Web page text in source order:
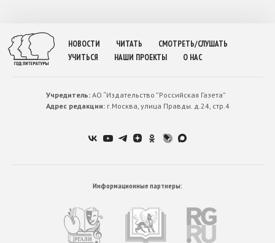
НОВОСТИ ЧИТАТЬ
СМОТРЕТЬ/СЛУШАТЬ
УЧИТЬСЯ
НАШИ ПРОЕКТЫ О НАС
Учредитель:АО “Издательство ”Российская Газета”
Адрес редакции:г.Москва, улица Правды. д.24, стр.4
Информационные партнеры: